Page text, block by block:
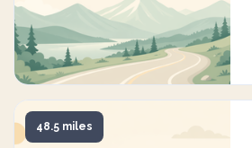
48.5 miles